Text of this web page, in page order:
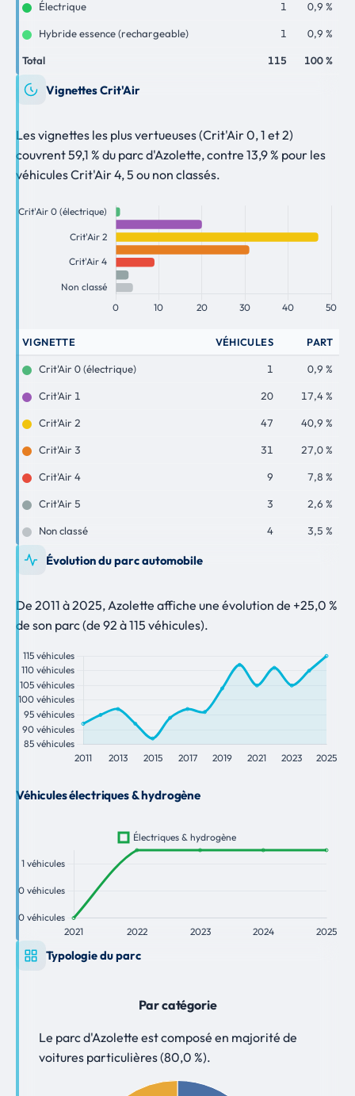
Électrique 1 0,9 %
Hybride essence (rechargeable) 1 0,9 %
Total 115 100 %
Vignettes Crit'Air
Les vignettes les plus vertueuses (Crit'Air 0, 1 et 2)
couvrent 59,1 % du parc d'Azolette, contre 13,9 % pour les
véhicules Crit'Air 4, 5 ou non classés.
VIGNETTE VÉHICULES PART
Crit'Air 0 (électrique) 1 0,9 %
Crit'Air 1 20 17,4 %
Crit'Air 2 47 40,9 %
Crit'Air 3 31 27,0 %
Crit'Air 4 9 7,8 %
Crit'Air 5 3 2,6 %
Non classé 4 3,5 %
Évolution du parc automobile
De 2011 à 2025, Azolette affiche une évolution de +25,0 %
de son parc (de 92 à 115 véhicules).
Véhicules électriques & hydrogène
Typologie du parc
Par catégorie
Le parc d'Azolette est composé en majorité de
voitures particulières (80,0 %).